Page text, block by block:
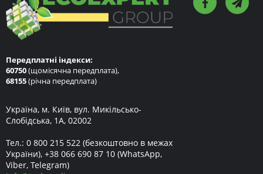
Передплатні індекси:
60750(щомісячна передплата),
68155(річна передплата)
Україна, м. Київ, вул. Микільсько-
Слобідська, 1А, 02002
Тел.: 0 800 215 522 (безкоштовно в межах
України), +38 066 690 87 10 (WhatsApp,
Viber, Telegram)